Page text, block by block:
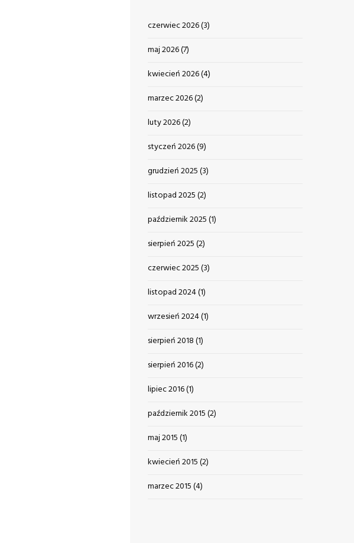
czerwiec 2026(3)
maj 2026(7)
kwiecień 2026(4)
marzec 2026(2)
luty 2026(2)
styczeń 2026(9)
grudzień 2025(3)
listopad 2025(2)
październik 2025(1)
sierpień 2025(2)
czerwiec 2025(3)
listopad 2024(1)
wrzesień 2024(1)
sierpień 2018(1)
sierpień 2016(2)
lipiec 2016(1)
październik 2015(2)
maj 2015(1)
kwiecień 2015(2)
marzec 2015(4)